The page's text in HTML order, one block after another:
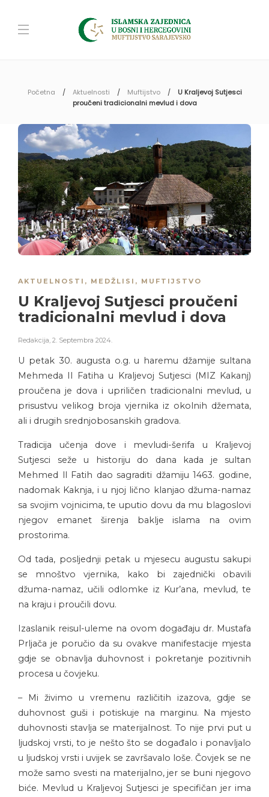
Početna Aktuelnosti Muftijstvo
U Kraljevoj Sutjesci
proučeni tradicionalni mevlud i dova
AKTUELNOSTI , MEDŽLISI , MUFTIJSTVO
U Kraljevoj Sutjesci proučeni
tradicionalni mevlud i dova
Redakcija, 2. Septembra 2024.
U petak 30. augusta o.g. u haremu džamije sultana
Mehmeda II Fatiha u Kraljevoj Sutjesci (MIZ Kakanj)
proučena je dova i upriličen tradicionalni mevlud, u
prisustvu velikog broja vjernika iz okolnih džemata,
ali i drugih srednjobosanskih gradova.
Tradicija učenja dove i mevludi-šerifa u Kraljevoj
Sutjesci seže u historiju do dana kada je sultan
Mehmed ll Fatih dao sagraditi džamiju 1463. godine,
nadomak Kaknja, i u njoj lično klanjao džuma-namaz
sa svojim vojnicima, te uputio dovu da mu blagoslovi
njegov emanet širenja baklje islama na ovim
prostorima.
Od tada, posljednji petak u mjesecu augustu sakupi
se mnoštvo vjernika, kako bi zajednički obavili
džuma-namaz, učili odlomke iz Kur’ana, mevlud, te
na kraju i proučili dovu.
Izaslanik reisul-uleme na ovom događaju dr. Mustafa
Prljača je poručio da su ovakve manifestacije mjesta
gdje se obnavlja duhovnost i pokretanje pozitivnih
procesa u čovjeku.
– Mi živimo u vremenu različitih izazova, gdje se
duhovnost guši i potiskuje na marginu. Na mjesto
duhovnosti stavlja se materijalnost. To nije prvi put u
ljudskoj vrsti, to je nešto što se događalo i ponavljalo
u ljudskoj vrsti i uvijek se završavalo loše. Čovjek se ne
može samo svesti na materijalno, jer se buni njegovo
biće. Mevlud u Kraljevoj Sutjesci je specifičan jer ima